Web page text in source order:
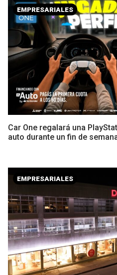
EMPRESARIALES
Car One regalará una
auto durante un fin de
EMPRESARIALES